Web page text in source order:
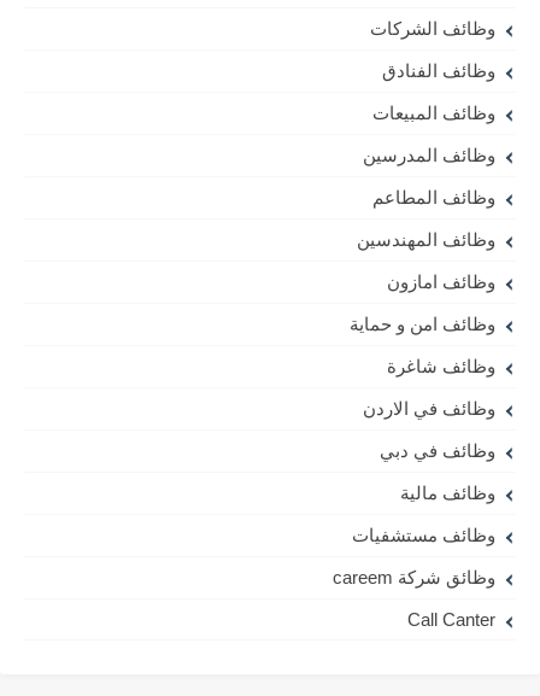
وظائف الشركات
وظائف الفنادق
وظائف المبيعات
وظائف المدرسين
وظائف المطاعم
وظائف المهندسين
وظائف امازون
وظائف امن و حماية
وظائف شاغرة
وظائف في الاردن
وظائف في دبي
وظائف مالية
وظائف مستشفيات
وظائق شركة careem
Call Canter